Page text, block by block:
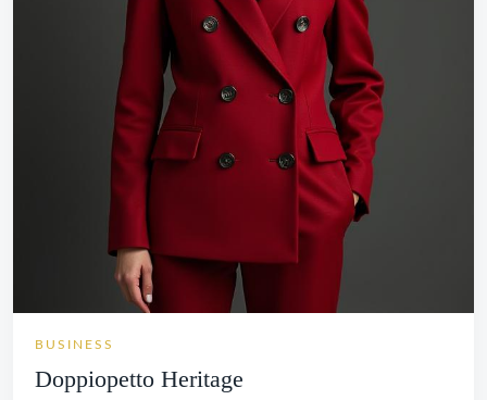
BUSINESS
Doppiopetto Heritage